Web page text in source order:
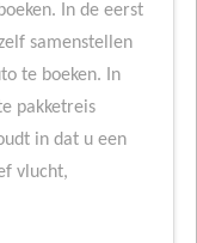
In de eerst
samenstellen
te boeken. In
pakketreis
in dat u een
vlucht,